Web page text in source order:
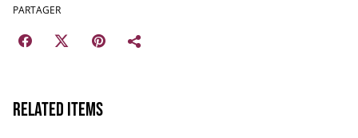
PARTAGER
Related items